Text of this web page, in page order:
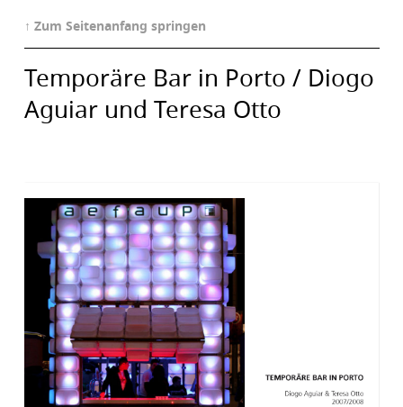
↑ Zum Seitenanfang springen
Temporäre Bar in Porto / Diogo
Aguiar und Teresa Otto